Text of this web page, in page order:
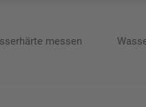
messen